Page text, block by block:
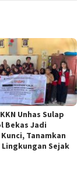
Unhas Sulap
Bekas Jadi
Tanamkan
Sejak